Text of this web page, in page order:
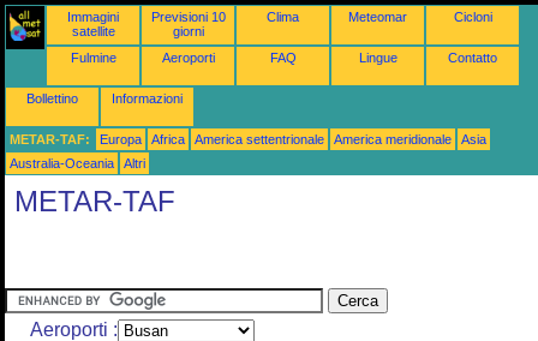
Immagini
satellite
Previsioni 10
giorni
Clima Meteomar Cicloni
Fulmine Aeroporti FAQ Lingue Contatto
Bollettino Informazioni
METAR-TAF: Europa Africa America settentrionale America meridionale
Asia
Australia-Oceania
Altri
METAR-TAF
Aeroporti :